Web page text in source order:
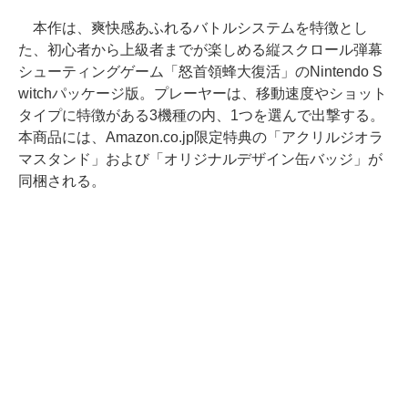
本作は、爽快感あふれるバトルシステムを特徴とし
た、初心者から上級者までが楽しめる縦スクロール弾幕
シューティングゲーム「怒首領蜂大復活」のNintendo S
witchパッケージ版。プレーヤーは、移動速度やショット
タイプに特徴がある3機種の内、1つを選んで出撃する。
本商品には、Amazon.co.jp限定特典の「アクリルジオラ
マスタンド」および「オリジナルデザイン缶バッジ」が
同梱される。